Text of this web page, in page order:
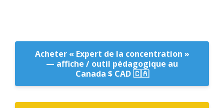
Acheter « Expert de la concentration »
— affiche / outil pédagogique au
Canada $ CAD 🇨🇦